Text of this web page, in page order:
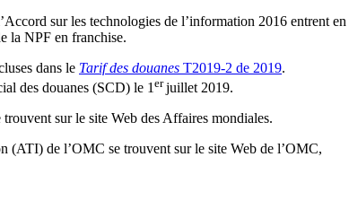
sur les technologies de l’information 2016 entrent
la NPF en franchise.
dans le Tarif des douanes T2019-2 de 2019.
des douanes (SCD) le 1erjuillet 2019.
trouvent sur le site Web des Affaires mondiales.
(ATI) de l’OMC se trouvent sur le site Web de l’OMC,